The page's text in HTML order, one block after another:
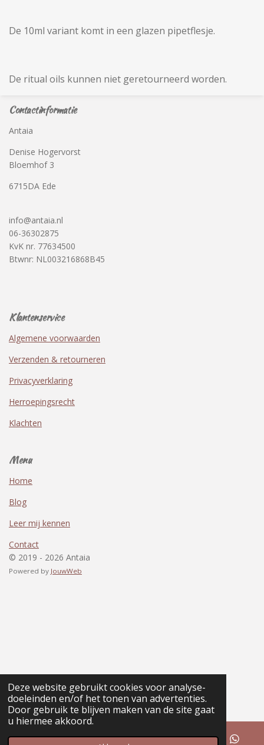
Deze website gebruikt cookies voor analyse-
doeleinden en/of het tonen van advertenties.
Door gebruik te blijven maken van de site gaat
u hiermee akkoord.
De 10ml variant komt in een glazen pipetflesje.
De ritual oils kunnen niet geretourneerd worden.
Contactinformatie
Antaia
Denise Hogervorst
Bloemhof 3
6715DA Ede
info@antaia.nl
06-36302875
KvK nr. 77634500
Btwnr: NL003216868B45
Klantenservice
Algemene voorwaarden
Verzenden & retourneren
Privacyverklaring
Herroepingsrecht
Klachten
Menu
Home
Blog
Leer mij kennen
Contact
© 2019 - 2026 Antaia
Powered by JouwWeb